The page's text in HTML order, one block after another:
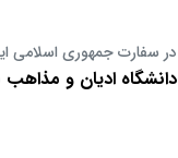
در سفارت جمهوری اسلامی
دانشگاه ادیان و